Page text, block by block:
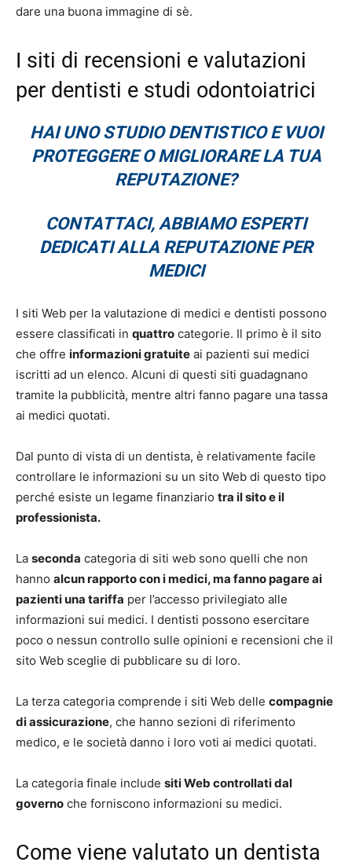
dare una buona immagine di sè.
I siti di recensioni e valutazioni
per dentisti e studi odontoiatrici
HAI UNO STUDIO DENTISTICO E VUOI
PROTEGGERE O MIGLIORARE LA TUA
REPUTAZIONE?
CONTATTACI, ABBIAMO ESPERTI
DEDICATI ALLA REPUTAZIONE PER
MEDICI
I siti Web per la valutazione di medici e dentisti possono
essere classificati in quattro categorie. Il primo è il sito
che offre informazioni gratuite ai pazienti sui medici
iscritti ad un elenco. Alcuni di questi siti guadagnano
tramite la pubblicità, mentre altri fanno pagare una tassa
ai medici quotati.
Dal punto di vista di un dentista, è relativamente facile
controllare le informazioni su un sito Web di questo tipo
perché esiste un legame finanziario tra il sito e il
professionista.
La seconda categoria di siti web sono quelli che non
hanno alcun rapporto con i medici, ma fanno pagare ai
pazienti una tariffa per l’accesso privilegiato alle
informazioni sui medici. I dentisti possono esercitare
poco o nessun controllo sulle opinioni e recensioni che il
sito Web sceglie di pubblicare su di loro.
La terza categoria comprende i siti Web delle compagnie
di assicurazione, che hanno sezioni di riferimento
medico, e le società danno i loro voti ai medici quotati.
La categoria finale include siti Web controllati dal
governo che forniscono informazioni su medici.
Come viene valutato un dentista